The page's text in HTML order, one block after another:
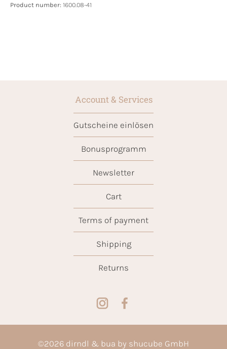
Product number: 1600.08-41
Account & Services
Gutscheine einlösen
Bonusprogramm
Newsletter
Cart
Terms of payment
Shipping
Returns
©2026 dirndl & bua by shucube GmbH